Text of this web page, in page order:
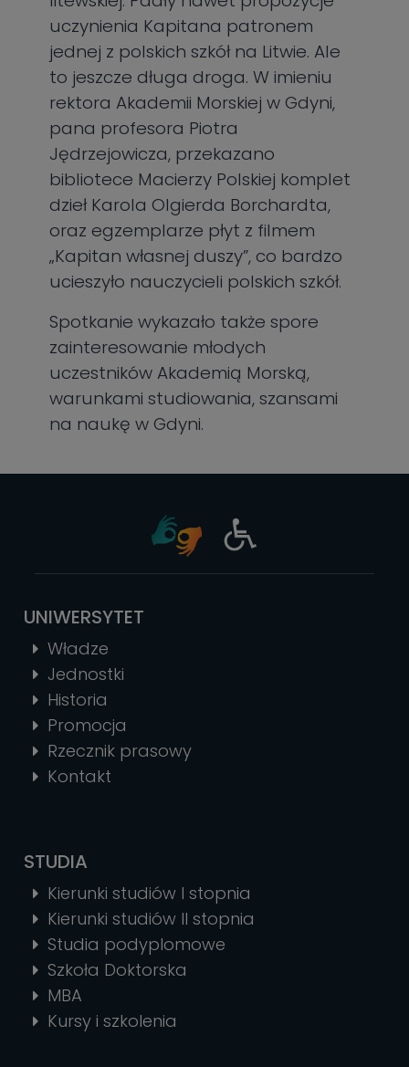
uczynienia Kapitana patronem
jednej z polskich szkół na Litwie. Ale
to jeszcze długa droga. W imieniu
rektora Akademii Morskiej w Gdyni,
pana profesora Piotra
Jędrzejowicza, przekazano
bibliotece Macierzy Polskiej komplet
dzieł Karola Olgierda Borchardta,
oraz egzemplarze płyt z filmem
„Kapitan własnej duszy”, co bardzo
ucieszyło nauczycieli polskich szkół.
Spotkanie wykazało także spore
zainteresowanie młodych
uczestników Akademią Morską,
warunkami studiowania, szansami
na naukę w Gdyni.
UNIWERSYTET
Władze
Jednostki
Historia
Promocja
Rzecznik prasowy
Kontakt
STUDIA
Kierunki studiów I stopnia
Kierunki studiów II stopnia
Studia podyplomowe
Szkoła Doktorska
MBA
Kursy i szkolenia